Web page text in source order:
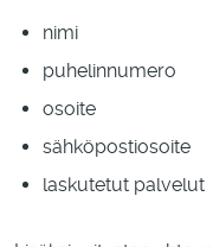
nimi
puhelinnumero
osoite
sähköpostiosoite
laskutetut palvelut